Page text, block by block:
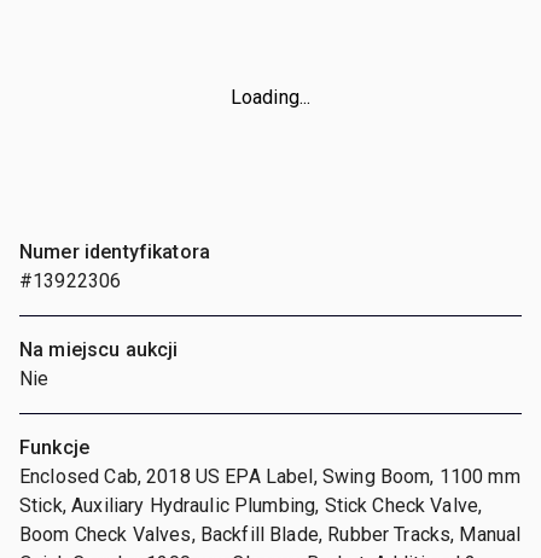
Loading...
Numer identyfikatora
#13922306
Na miejscu aukcji
Nie
Funkcje
Enclosed Cab, 2018 US EPA Label, Swing Boom, 1100 mm
Stick, Auxiliary Hydraulic Plumbing, Stick Check Valve,
Boom Check Valves, Backfill Blade, Rubber Tracks, Manual